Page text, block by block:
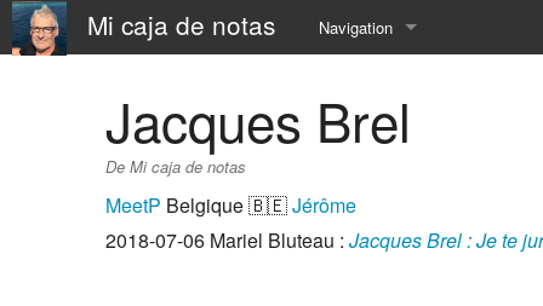
Mi caja de notas Navigation
À Propos
⛵️ Resume
Jacques Brel
De Mi caja de notas
MeetP Belgique 🇧🇪Jérôme
2018-07-06 Mariel Bluteau : Jacques Brel : Je te